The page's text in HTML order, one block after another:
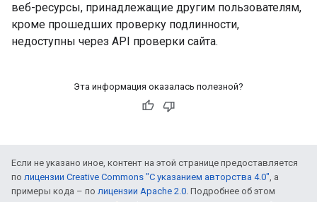
веб-ресурсы, принадлежащие другим пользователям,
кроме прошедших проверку подлинности,
недоступны через API проверки сайта.
Эта информация оказалась полезной?
Если не указано иное, контент на этой странице предоставляется
по лицензии Creative Commons "С указанием авторства 4.0", а
примеры кода – по лицензии Apache 2.0. Подробнее об этом